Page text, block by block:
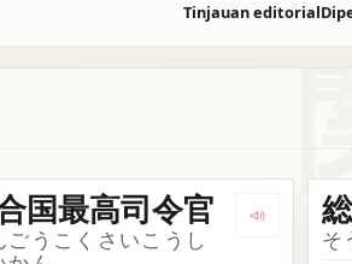
Tinjauan editorial
合国最高司令官総司令部 Dengarkan
国最高司令官
ごうこくさいこうし
そ